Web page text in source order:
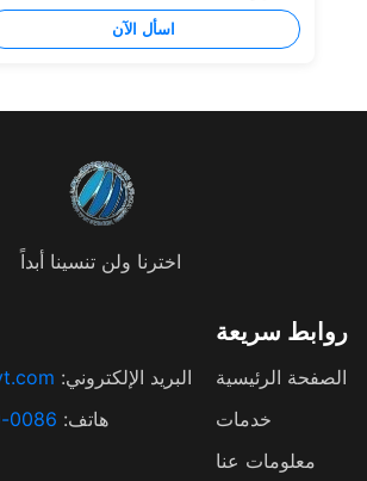
اسأل الآن
اخترنا ولن تنسينا أبداً
سريعة
الرئيسية
خدمات
معلومات عنا
البريد الإلكتروني:
هاتف:0086-400 112 6656-11